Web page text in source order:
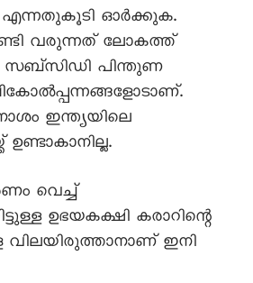
എന്നതുകൂടി ഓർക്കുക.
വരുന്നത് ലോകത്ത്
പിന്തുണ
ഇന്ത്യയിലെ
വെച്ച്
ഉഭയകക്ഷി കരാറിന്റെ
വിലയിരുത്താനാണ് ഇനി